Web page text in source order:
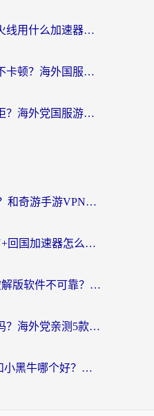
海外党必看：打穿越火线用什么加速器？解决延迟卡顿，还能玩奇妙拼图世界和第五人格
波兰怎么玩无悔华夏不卡顿？海外国服游戏加速器终极指南（附征途2萤火突击解决方案）
英国怎么玩叫我大掌柜？海外党国服游戏加速避坑指南（附实测推荐）
ChickCN VPN好用吗？和奇游手游VPN对比哪个回国效果更好？海外党亲测实用指南
海外党必看：PC VPN+回国加速器怎么选？无缝访问国内资源全攻略
海外党别踩坑！iOS破解版软件不可靠？教你选对回国加速器无缝看国内资源
雷神手游和快喵好用吗？海外党亲测5款回国加速器，附斧牛Bling对比+微信视频号解决办法
海外党纠结ChickCN和小黑牛哪个好？一篇帮你选对回国加速器的实用指南